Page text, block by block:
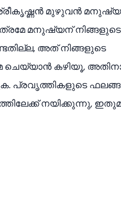
ശ്രീകൃഷ്ണൻ മുഴുവൻ
മനുഷ്യന് നിങ്ങളുടെ
അത് നിങ്ങളുടെ
ചെയ്യാൻ കഴിയൂ,
പ്രവൃത്തികളുടെ
നയിക്കുന്നു,